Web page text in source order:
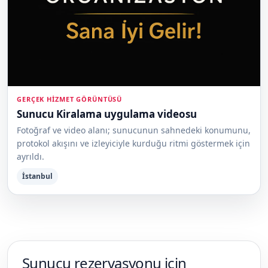
GERÇEK HIZMET GÖRÜNTÜSÜ
Sunucu Kiralama uygulama videosu
Fotoğraf ve video alanı; sunucunun sahnedeki konumunu,
protokol akışını ve izleyiciyle kurduğu ritmi göstermek için
ayrıldı.
İstanbul
Sunucu rezervasyonu için